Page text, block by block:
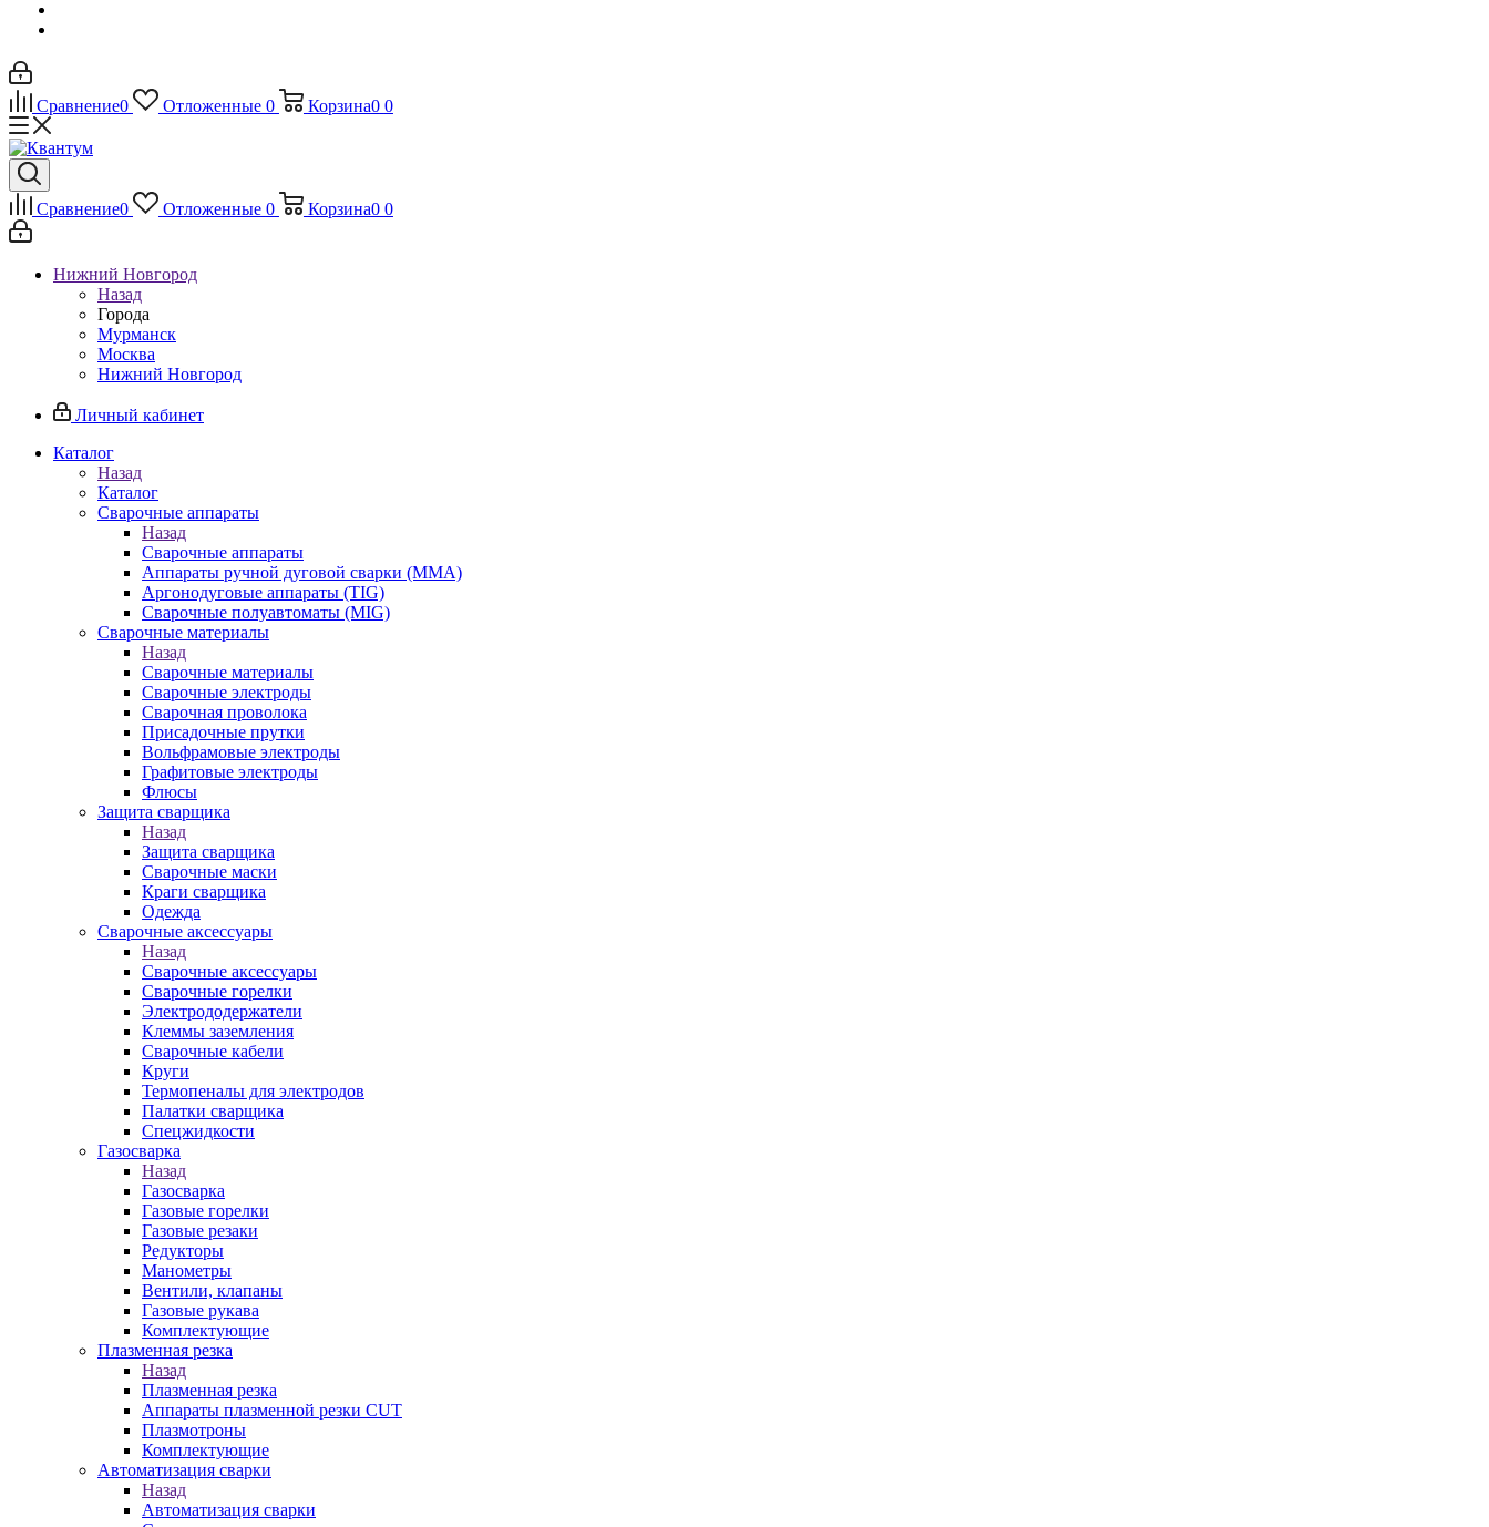
Сравнение0 Отложенные 0 Корзина0 0
Сравнение0 Отложенные 0 Корзина0 0
Нижний Новгород
Назад
Города
Мурманск
Москва
Нижний Новгород
Личный кабинет
Каталог
Назад
Каталог
Сварочные аппараты
Назад
Сварочные аппараты
Аппараты ручной дуговой сварки (MMA)
Аргонодуговые аппараты (TIG)
Сварочные полуавтоматы (MIG)
Сварочные материалы
Назад
Сварочные материалы
Сварочные электроды
Сварочная проволока
Присадочные прутки
Вольфрамовые электроды
Графитовые электроды
Флюсы
Защита сварщика
Назад
Защита сварщика
Сварочные маски
Краги сварщика
Одежда
Сварочные аксессуары
Назад
Сварочные аксессуары
Сварочные горелки
Электрододержатели
Клеммы заземления
Сварочные кабели
Круги
Термопеналы для электродов
Палатки сварщика
Спецжидкости
Газосварка
Назад
Газосварка
Газовые горелки
Газовые резаки
Редукторы
Манометры
Вентили, клапаны
Газовые рукава
Комплектующие
Плазменная резка
Назад
Плазменная резка
Аппараты плазменной резки CUT
Плазмотроны
Комплектующие
Автоматизация сварки
Назад
Автоматизация сварки